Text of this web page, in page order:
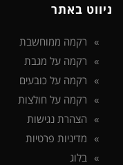
ניווט באתר
רקמה ממוחשבת
רקמה על מגבת
רקמה על כובעים
רקמה על חולצות
הצהרת נגישות
מדיניות פרטיות
בלוג